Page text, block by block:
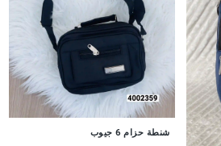
شنطة حزام 6 جيوب